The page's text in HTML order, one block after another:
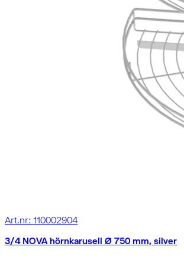
Art.nr: 110002904
3/4 NOVA hörnkarusell Ø 750 mm, silver